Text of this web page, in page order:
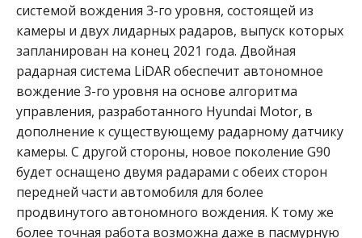
системой вождения 3-го уровня, состоящей из
камеры и двух лидарных радаров, выпуск которых
запланирован на конец 2021 года. Двойная
радарная система LiDAR обеспечит автономное
вождение 3-го уровня на основе алгоритма
управления, разработанного Hyundai Motor, в
дополнение к существующему радарному датчику
камеры. С другой стороны, новое поколение G90
будет оснащено двумя радарами с обеих сторон
передней части автомобиля для более
продвинутого автономного вождения. К тому же
более точная работа возможна даже в пасмурную